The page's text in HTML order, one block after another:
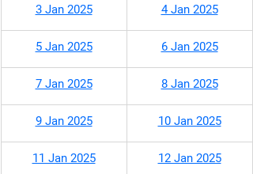
3 Jan 2025 4 Jan 2025
5 Jan 2025 6 Jan 2025
7 Jan 2025 8 Jan 2025
9 Jan 2025 10 Jan 2025
11 Jan 2025 12 Jan 2025